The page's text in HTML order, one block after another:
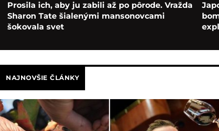
Prosila ich, aby ju zabili až po pôrode. Vražda
Sharon Tate šialenými mansonovcami
šokovala svet
NAJNOVŠIE ČLÁNKY